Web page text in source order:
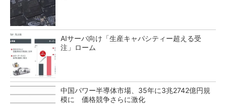
AIサーバ向け「生産キャパシティー超える受
注」ローム
中国パワー半導体市場、35年に3兆2742億円規
模に 価格競争さらに激化